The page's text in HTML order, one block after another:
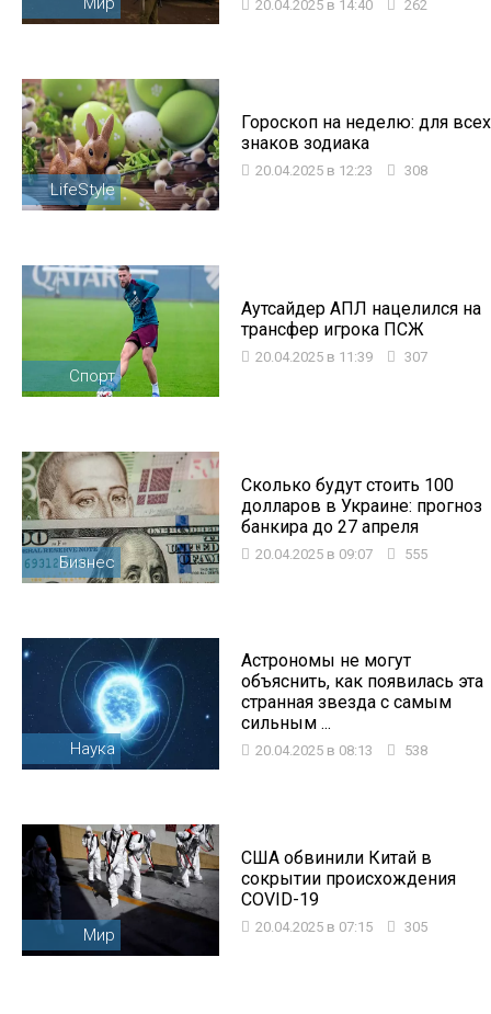
20.04.2025 в 14:40 262
LifeStyle
Гороскоп на неделю: для всех
знаков зодиака
20.04.2025 в 12:23 308
Спорт
Аутсайдер АПЛ нацелился на
трансфер игрока ПСЖ
20.04.2025 в 11:39 307
Бизнес
Сколько будут стоить 100
долларов в Украине: прогноз
банкира до 27 апреля
20.04.2025 в 09:07 555
Наука
Астрономы не могут
объяснить, как появилась эта
странная звезда с самым
сильным ...
20.04.2025 в 08:13 538
Мир
США обвинили Китай в
сокрытии происхождения
COVID-19
20.04.2025 в 07:15 305